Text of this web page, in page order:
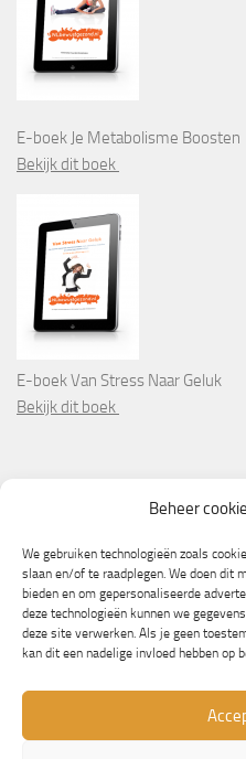
Beheer
We gebruiken technologieën zoals
slaan en/of te raadplegen. We doen dit
bieden en om gepersonaliseerde
deze technologieën kunnen we
deze site verwerken. Als je geen
kan dit een nadelige invloed hebben op
E-boek Je Metabolisme Boosten
Bekijk dit boek
E-boek Van Stress Naar Geluk
Bekijk dit boek